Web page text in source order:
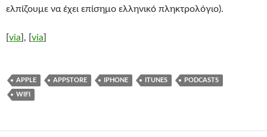
ελπίζουμε να έχει επίσημο ελληνικό πληκτρολόγιο).
[via], [via]
APPLE APPSTORE IPHONE ITUNES PODCASTS
WIFI